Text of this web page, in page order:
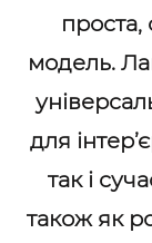
проста,
модель.
для
так і
також як